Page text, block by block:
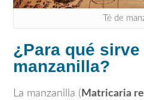
Té de
¿Para qué sirve
manzanilla?
La manzanilla ( Matricaria